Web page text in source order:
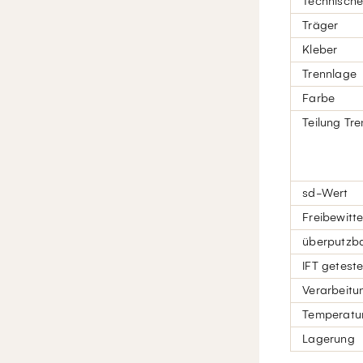
Träger
Kleber
Trennlage
Farbe
Teilung
sd-Wert
IFT
Lagerung